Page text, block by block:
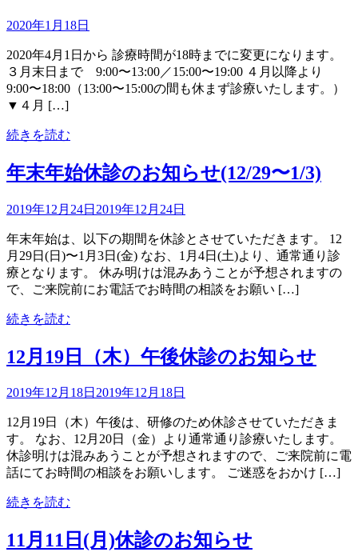
2020年1月18日
2020年4月1日から 診療時間が18時までに変更になります。
３月末日まで 9:00〜13:00／15:00〜19:00 ４月以降より
9:00〜18:00（13:00〜15:00の間も休まず診療いたします。）
▼４月 […]
続きを読む
年末年始休診のお知らせ(12/29〜1/3)
2019年12月24日 2019年12月24日
年末年始は、以下の期間を休診とさせていただきます。 12
月29日(日)〜1月3日(金) なお、1月4日(土)より、通常通り診
療となります。 休み明けは混みあうことが予想されますの
で、ご来院前にお電話でお時間の相談をお願い […]
続きを読む
12月19日（木）午後休診のお知らせ
2019年12月18日 2019年12月18日
12月19日（木）午後は、研修のため休診させていただきま
す。 なお、12月20日（金）より通常通り診療いたします。
休診明けは混みあうことが予想されますので、ご来院前に電
話にてお時間の相談をお願いします。 ご迷惑をおかけ […]
続きを読む
11月11日(月)休診のお知らせ